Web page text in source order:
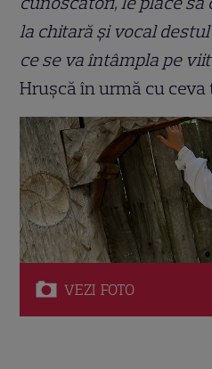
la chitară și vocal
ce se va întâmpla pe
Hrușcă în urmă cu ceva
VEZI FOTO